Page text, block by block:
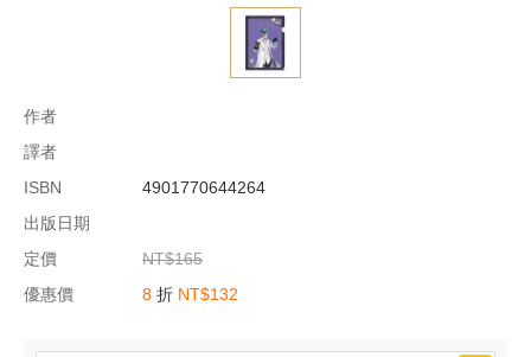
作者
譯者
ISBN
4901770644264
出版日期
定價
NT$165
優惠價
8 折 NT$132